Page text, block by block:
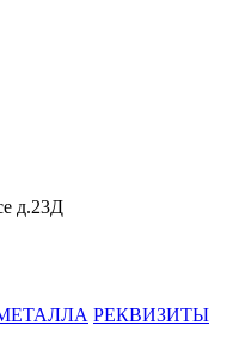
д.23Д
РЕКВИЗИТЫ